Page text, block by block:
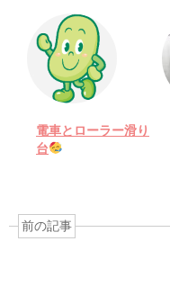
電車とローラー滑り
台
前の記事